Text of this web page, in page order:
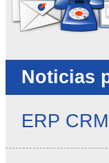
Noticias
ERP